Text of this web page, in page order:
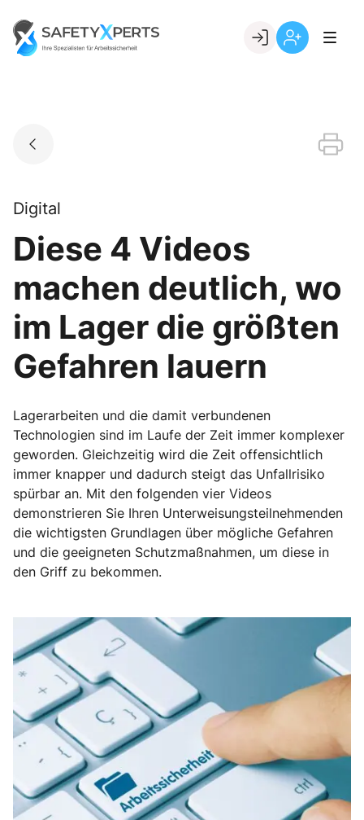
content
Go to landing page.
Digital
Diese 4 Videos
machen deutlich, wo
im Lager die größten
Gefahren lauern
Lagerarbeiten und die damit verbundenen
Technologien sind im Laufe der Zeit immer komplexer
geworden. Gleichzeitig wird die Zeit offensichtlich
immer knapper und dadurch steigt das Unfallrisiko
spürbar an. Mit den folgenden vier Videos
demonstrieren Sie Ihren Unterweisungsteilnehmenden
die wichtigsten Grundlagen über mögliche Gefahren
und die geeigneten Schutzmaßnahmen, um diese in
den Griff zu bekommen.